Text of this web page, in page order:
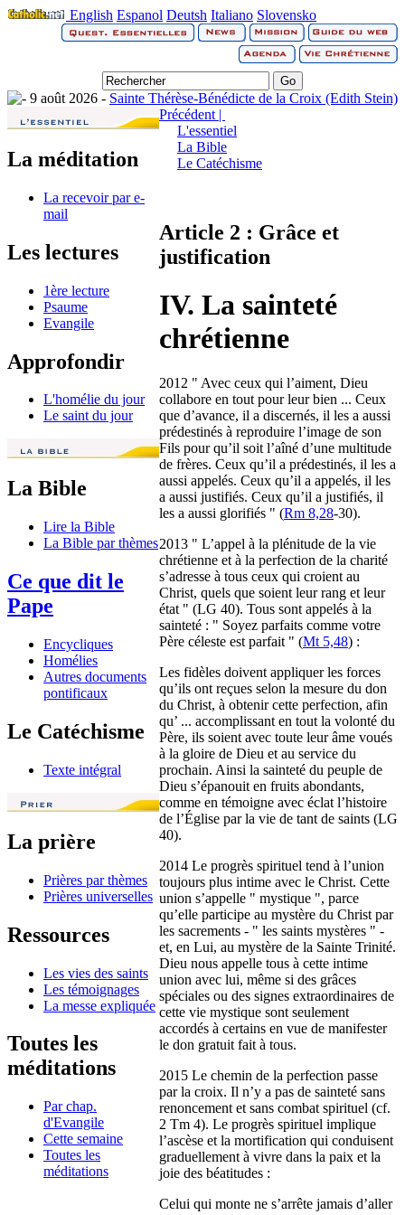
English Espanol Deutsh Italiano Slovensko
9 août 2026 - Sainte Thérèse-Bénédicte de la Croix (Edith Stein)
La méditation
La recevoir par e-
mail
Les lectures
1ère lecture
Psaume
Evangile
Approfondir
L'homélie du jour
Le saint du jour
La Bible
Lire la Bible
La Bible par thèmes
Ce que dit le
Pape
Encycliques
Homélies
Autres documents
pontificaux
Le Catéchisme
Texte intégral
La prière
Prières par thèmes
Prières universelles
Ressources
Les vies des saints
Les témoignages
La messe expliquée
Toutes les
méditations
Par chap.
d'Evangile
Cette semaine
Toutes les
méditations
Précédent |
L'essentiel
La Bible
Le Catéchisme
Article 2 : Grâce et
justification
IV. La sainteté
chrétienne
2012 " Avec ceux qui l’aiment, Dieu
collabore en tout pour leur bien ... Ceux
que d’avance, il a discernés, il les a aussi
prédestinés à reproduire l’image de son
Fils pour qu’il soit l’aîné d’une multitude
de frères. Ceux qu’il a prédestinés, il les a
aussi appelés. Ceux qu’il a appelés, il les
a aussi justifiés. Ceux qu’il a justifiés, il
les a aussi glorifiés " (Rm 8,28-30).
2013 " L’appel à la plénitude de la vie
chrétienne et à la perfection de la charité
s’adresse à tous ceux qui croient au
Christ, quels que soient leur rang et leur
état " (LG 40). Tous sont appelés à la
sainteté : " Soyez parfaits comme votre
Père céleste est parfait " (Mt 5,48) :
Les fidèles doivent appliquer les forces
qu’ils ont reçues selon la mesure du don
du Christ, à obtenir cette perfection, afin
qu’ ... accomplissant en tout la volonté du
Père, ils soient avec toute leur âme voués
à la gloire de Dieu et au service du
prochain. Ainsi la sainteté du peuple de
Dieu s’épanouit en fruits abondants,
comme en témoigne avec éclat l’histoire
de l’Église par la vie de tant de saints (LG
40).
2014 Le progrès spirituel tend à l’union
toujours plus intime avec le Christ. Cette
union s’appelle " mystique ", parce
qu’elle participe au mystère du Christ par
les sacrements - " les saints mystères " -
et, en Lui, au mystère de la Sainte Trinité.
Dieu nous appelle tous à cette intime
union avec lui, même si des grâces
spéciales ou des signes extraordinaires de
cette vie mystique sont seulement
accordés à certains en vue de manifester
le don gratuit fait à tous.
2015 Le chemin de la perfection passe
par la croix. Il n’y a pas de sainteté sans
renoncement et sans combat spirituel (cf.
2 Tm 4). Le progrès spirituel implique
l’ascèse et la mortification qui conduisent
graduellement à vivre dans la paix et la
joie des béatitudes :
Celui qui monte ne s’arrête jamais d’aller